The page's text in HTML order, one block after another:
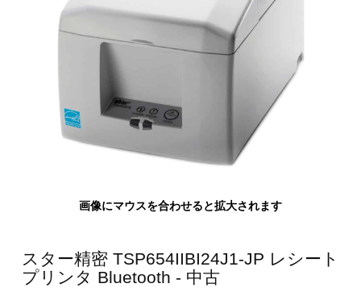
画像にマウスを合わせると拡大されます
スター精密 TSP654IIBI24J1-JP レシート
プリンタ Bluetooth - 中古